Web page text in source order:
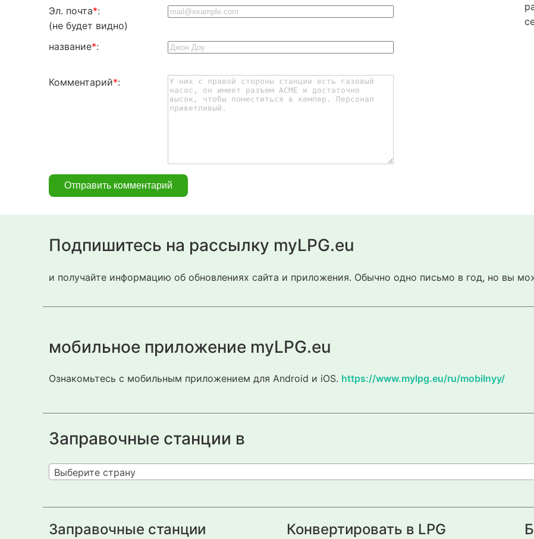
Эл. почта*:
(не будет видно)
название*:
Комментарий*:
Подпишитесь на рассылку myLPG.eu
и получайте информацию об обновлениях сайта и приложения. Обычно одно письмо в год, но вы
мобильное приложение myLPG.eu
Ознакомьтесь с мобильным приложением для Android и iOS. https://www.mylpg.eu/ru/mobilnyy/
Заправочные станции в
Выберите страну
Заправочные станции Конвертировать в LPG